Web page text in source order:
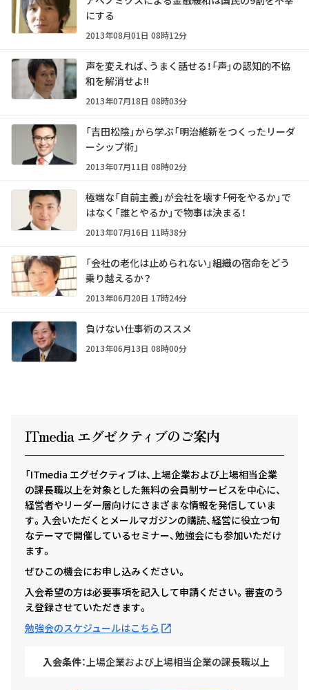
にする
2013年08月01日 08時12分
声を変えれば、うまく話せる！――「声」の認知的不協
和を解消せよ!!
2013年07月18日 08時03分
「吉田松陰」から学ぶ「明治維新をつくったリーダ
ーシップ術」
2013年07月11日 08時02分
極端な「自前主義」が会社を壊す――「何をやるか」で
はなく「誰とやるか」で物事は決まる！
2013年07月16日 11時38分
「会社の老化は止められない」――組織の宿命をどう
乗り越えるか？
2013年06月20日 17時24分
負けない仕事術のススメ
2013年06月13日 08時00分
ITmedia エグゼクティ ブのご案内
「ITmedia エグゼクティブは、上場企業および上場相当企業
の課長職以上を対象とした無料の会員制サービスを中心に、
経営者やリーダー層向けにさまざまな情報を発信していま
す。入会いただくとメールマガジンの購読、経営に役立つ旬
なテーマで開催しているセミナー、勉強会にも参加いただけ
ます。
ぜひこの機会にお申し込みください。
入会希望の方は必要事項を記入して申請ください。審査のう
え登録させていただきます。
勉強会のスケジュールはこちら
入会条件：上場企業および上場相当企業の課長職以上